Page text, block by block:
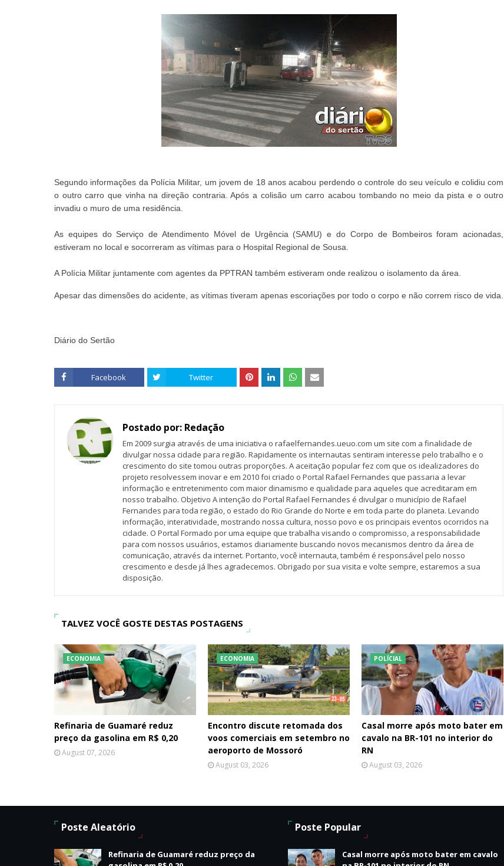
Segundo informações da Polícia Militar, um jovem de 18 anos acabou perdendo o controle do seu veículo e colidiu com
o outro carro que vinha na direção contraria. Após a colisão um carro acabou tombando no meio da pista e o outro
invadiu o muro de uma residência.
As equipes do Serviço de Atendimento Móvel de Urgência (SAMU) e do Corpo de Bombeiros foram acionadas,
estiveram no local e socorreram as vítimas para o Hospital Regional de Sousa
A Polícia Militar juntamente com agentes da PPTRAN também estiveram onde realizou o isolamento da área.
Apesar das dimensões do acidente, as vítimas tiveram apenas escoriações por todo o corpo e não correm risco de vida.
Diário do Sertão
Facebook Twitter
Postado por: Redação
Em 2009 surgia através de uma iniciativa o rafaelfernandes.ueuo.com um site com a finalidade de
divulgar nossa cidade para região. Rapidamente os internautas sentiram interesse pelo trabalho e o
crescimento do site tomou outras proporções. A aceitação popular fez com que os idealizadores do
projeto resolvessem inovar e em 2010 foi criado o Portal Rafael Fernandes que passaria a levar
informação e entretenimento com maior dinamismo e qualidade para aqueles que acreditaram em
nosso trabalho. Objetivo A intenção do Portal Rafael Fernandes é divulgar o município de Rafael
Fernandes para toda região, o estado do Rio Grande do Norte e em toda parte do planeta. Levando
informação, interatividade, mostrando nossa cultura, nosso povo e os principais eventos ocorridos na
cidade. O Portal Formado por uma equipe que trabalha visando o compromisso, a responsabilidade
para com nossos usuários, estamos diariamente buscando novos mecanismos dentro da área de
comunicação, através da internet. Portanto, você internauta, também é responsável pelo nosso
crescimento e desde já lhes agradecemos. Obrigado por sua visita e volte sempre, estaremos a sua
disposição.
TALVEZ VOCÊ GOSTE DESTAS POSTAGENS
ECONOMIA
Refinaria de Guamaré reduz
preço da gasolina em R$ 0,20
August 07, 2026
ECONOMIA
Encontro discute retomada dos
voos comerciais em setembro no
aeroporto de Mossoró
August 03, 2026
POLÍCIAL
Casal morre após moto bater em
cavalo na BR-101 no interior do
RN
August 03, 2026
Poste Aleatório
Refinaria de Guamaré reduz preço da
Poste Popular
Casal morre após moto bater em cavalo